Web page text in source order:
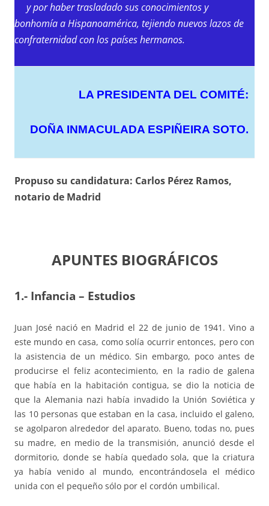
y por haber trasladado sus conocimientos y
bonhomía a Hispanoamérica, tejiendo nuevos lazos de
confraternidad con los países hermanos.
LA PRESIDENTA DEL COMITÉ:
DOÑA INMACULADA ESPIÑEIRA SOTO.
Propuso su candidatura: Carlos Pérez Ramos,
notario de Madrid
APUNTES BIOGRÁFICOS
1.- Infancia – Estudios
Juan José nació en Madrid el 22 de junio de 1941. Vino a
este mundo en casa, como solía ocurrir entonces, pero con
la asistencia de un médico. Sin embargo, poco antes de
producirse el feliz acontecimiento, en la radio de galena
que había en la habitación contigua, se dio la noticia de
que la Alemania nazi había invadido la Unión Soviética y
las 10 personas que estaban en la casa, incluido el galeno,
se agolparon alrededor del aparato. Bueno, todas no, pues
su madre, en medio de la transmisión, anunció desde el
dormitorio, donde se había quedado sola, que la criatura
ya había venido al mundo, encontrándosela el médico
unida con el pequeño sólo por el cordón umbilical.